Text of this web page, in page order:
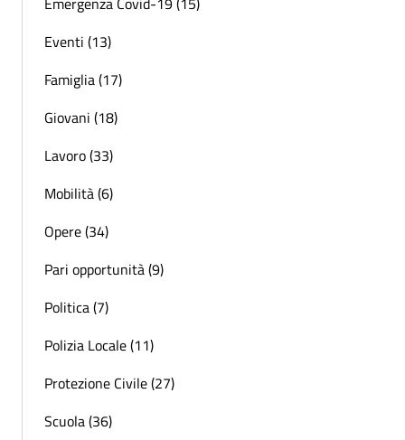
Eventi (13)
Famiglia (17)
Giovani (18)
Lavoro (33)
Mobilità (6)
Opere (34)
Pari opportunità (9)
Politica (7)
Polizia Locale (11)
Protezione Civile (27)
Scuola (36)